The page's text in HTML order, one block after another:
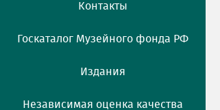
Контакты
Госкаталог Музейного фонда РФ
Издания
Независимая оценка качества